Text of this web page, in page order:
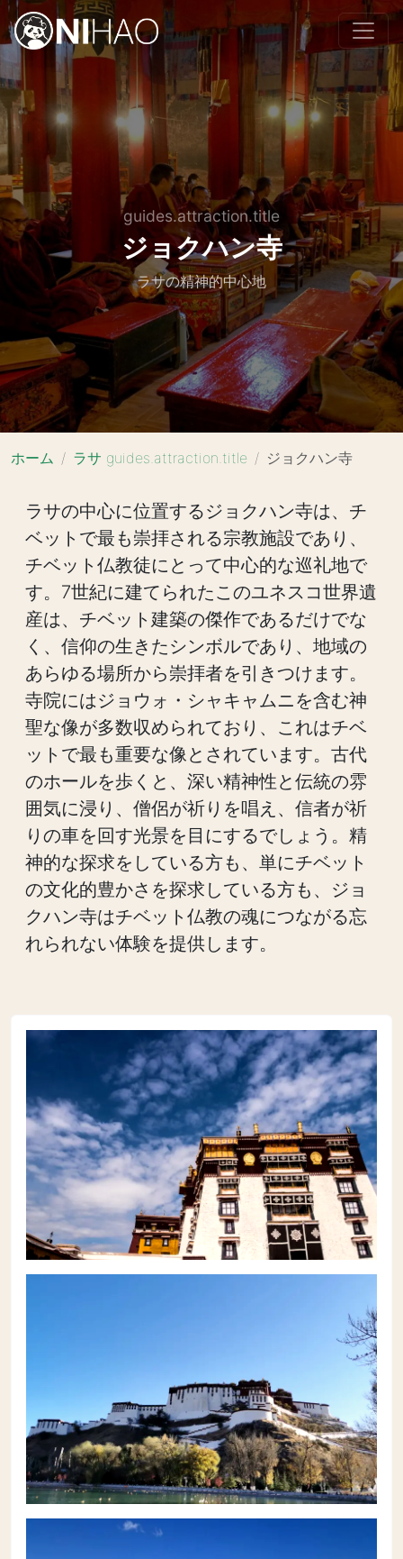
guides.attraction.title
ジョクハン寺
ラサの精神的中心地
ホーム ラサ guides.attraction.title ジョクハン寺
ラサの中心に位置するジョクハン寺は、チ
ベットで最も崇拝される宗教施設であり、
チベット仏教徒にとって中心的な巡礼地で
す。7世紀に建てられたこのユネスコ世界遺
産は、チベット建築の傑作であるだけでな
く、信仰の生きたシンボルであり、地域の
あらゆる場所から崇拝者を引きつけます。
寺院にはジョウォ・シャキャムニを含む神
聖な像が多数収められており、これはチベ
ットで最も重要な像とされています。古代
のホールを歩くと、深い精神性と伝統の雰
囲気に浸り、僧侶が祈りを唱え、信者が祈
りの車を回す光景を目にするでしょう。精
神的な探求をしている方も、単にチベット
の文化的豊かさを探求している方も、ジョ
クハン寺はチベット仏教の魂につながる忘
れられない体験を提供します。